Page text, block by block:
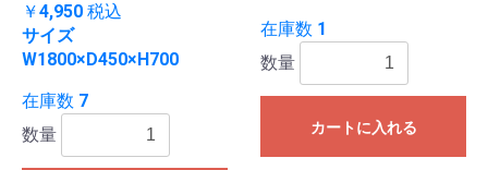
￥4,950 税込
サイズ
W1800×D450×H700
在庫数 7
数量
在庫数 1
数量
カートに入れる